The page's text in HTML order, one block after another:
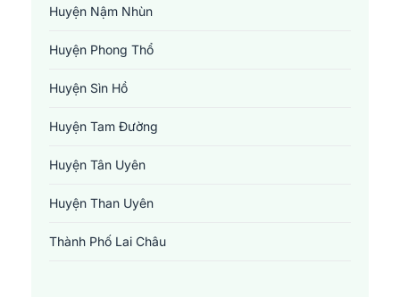
Huyện Nậm Nhùn
Huyện Phong Thổ
Huyện Sìn Hồ
Huyện Tam Đường
Huyện Tân Uyên
Huyện Than Uyên
Thành Phố Lai Châu